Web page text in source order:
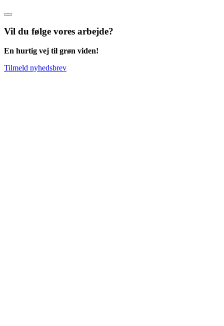
Vil du følge vores arbejde?
En hurtig vej til grøn viden!
Tilmeld nyhedsbrev